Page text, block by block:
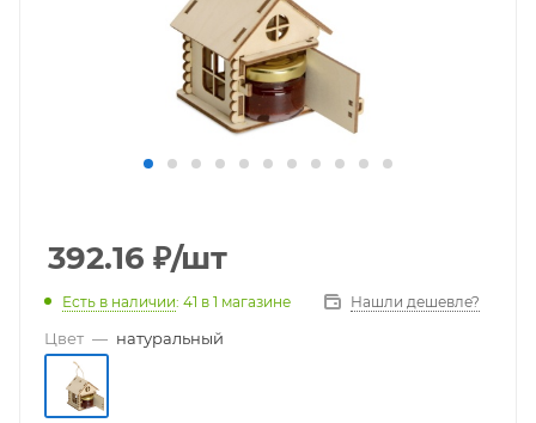
392.16 ₽/шт
Есть в наличии: 41 в 1 магазине Нашли дешевле?
Цвет — натуральный